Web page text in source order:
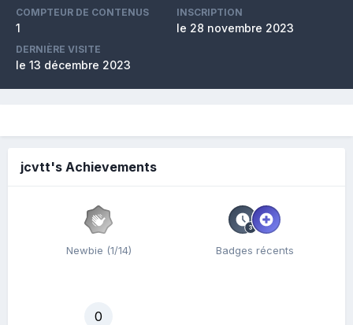
COMPTEUR DE CONTENUS
1
INSCRIPTION
le 28 novembre 2023
DERNIÈRE VISITE
le 13 décembre 2023
jcvtt's Achievements
Newbie (1/14) Badges récents
0